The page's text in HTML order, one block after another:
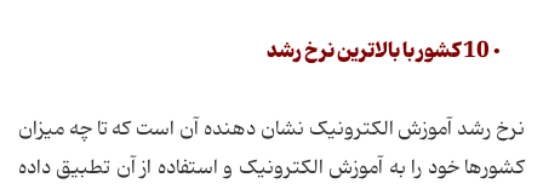
• 10 کشور با بالاترین نرخ رشد
نرخ رشد آموزش الکترونیک نشان دهنده آن است که تا چه میزان
کشورها خود را به آموزش الکترونیک و استفاده از آن تطبیق داده